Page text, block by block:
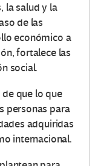
la salud y la
de las
económico a
fortalece las
social.
de que lo que
personas para
adquiridas
internacional.